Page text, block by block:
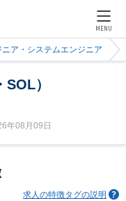
MENU
ニア・システムエンジニア
）
年08月09日
求人の特徴タグの説明